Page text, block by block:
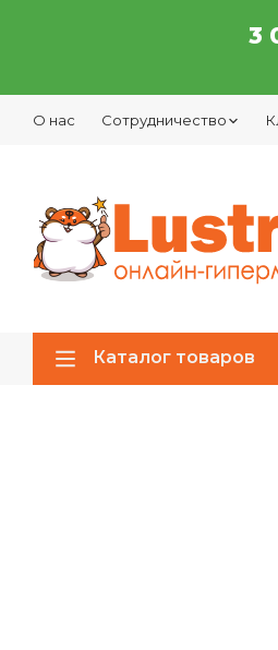
3
О нас Сотрудничество
Каталог товаров